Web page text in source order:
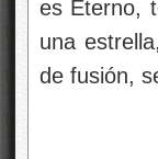
es Eterno,
una
de fusión,